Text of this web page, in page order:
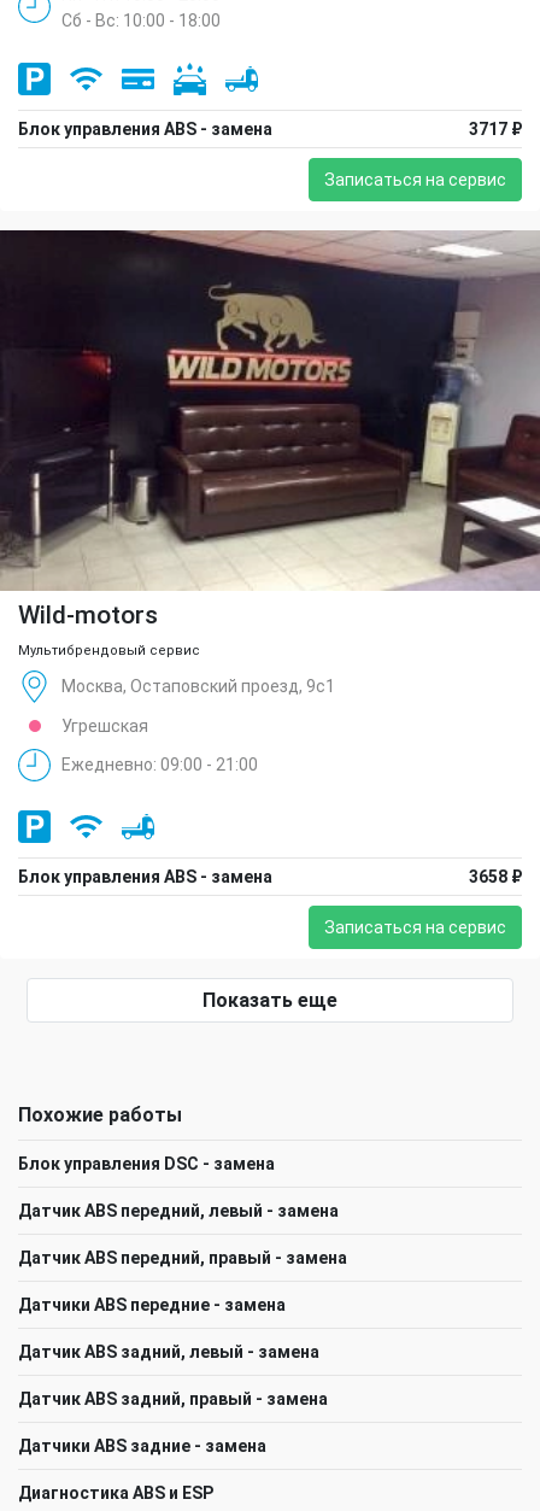
Сб - Вс: 10:00 - 18:00
Блок управления ABS - замена 3717 ₽
Записаться на сервис
Wild-motors
Мультибрендовый сервис
Москва, Остаповский проезд, 9с1
Угрешская
Ежедневно: 09:00 - 21:00
Блок управления ABS - замена 3658 ₽
Записаться на сервис
Показать еще
Похожие работы
Блок управления DSC - замена
Датчик ABS передний, левый - замена
Датчик ABS передний, правый - замена
Датчики ABS передние - замена
Датчик ABS задний, левый - замена
Датчик ABS задний, правый - замена
Датчики ABS задние - замена
Диагностика ABS и ESP